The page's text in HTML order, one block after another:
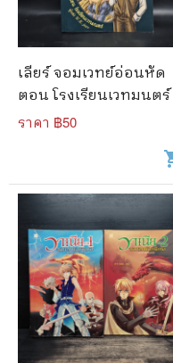
เลียร์ จอมเวทย์อ่อนหัด
ตอน โรงเรียนเวทมนตร์
W.K.jarr
ราคา ฿50